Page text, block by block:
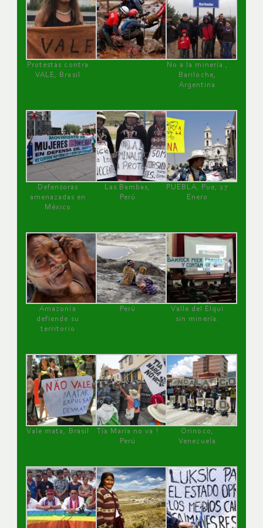
Protestas contra
VALE, Brasil
No a la minería ,
Bariloche,
Argentina
Defensoras
amenazadas en
México
Las Bambas,
Perú
PUEBLA, Pue, 27
Enero
Amazonía
defiende su
territorio
Perú
Valle del Elqui
sin minería.
Vale mata, Brasil
Tía María no va !
Perú
Orinoco,
Venezuela